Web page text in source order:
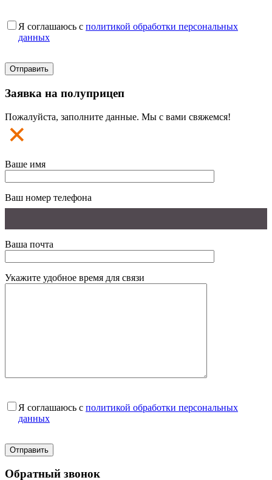
Я соглашаюсь с политикой обработки персональных
данных
Заявка на полуприцеп
Пожалуйста, заполните данные. Мы с вами свяжемся!
Ваше имя
Ваш номер телефона
Ваша почта
Укажите удобное время для связи
Я соглашаюсь с политикой обработки персональных
данных
Обратный звонок